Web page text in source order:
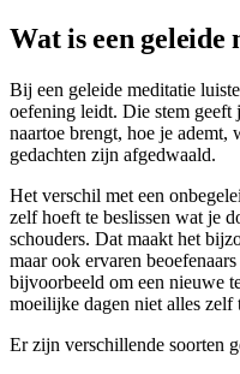
Wat is een geleide
Bij een geleide meditatie
oefening leidt. Die stem geeft
naartoe brengt, hoe je ademt,
gedachten zijn afgedwaald.
Het verschil met een
zelf hoeft te beslissen wat je
schouders. Dat maakt het
maar ook ervaren
bijvoorbeeld om een nieuwe
moeilijke dagen niet alles zelf
Er zijn verschillende soorten